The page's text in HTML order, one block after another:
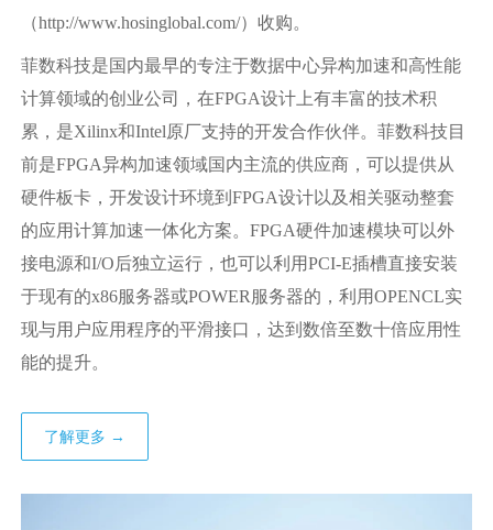
（http://www.hosinglobal.com/）收购。
菲数科技是国内最早的专注于数据中心异构加速和高性能
计算领域的创业公司，在FPGA设计上有丰富的技术积
累，是Xilinx和Intel原厂支持的开发合作伙伴。菲数科技目
前是FPGA异构加速领域国内主流的供应商，可以提供从
硬件板卡，开发设计环境到FPGA设计以及相关驱动整套
的应用计算加速一体化方案。FPGA硬件加速模块可以外
接电源和I/O后独立运行，也可以利用PCI-E插槽直接安装
于现有的x86服务器或POWER服务器的，利用OPENCL实
现与用户应用程序的平滑接口，达到数倍至数十倍应用性
能的提升。
了解更多 →